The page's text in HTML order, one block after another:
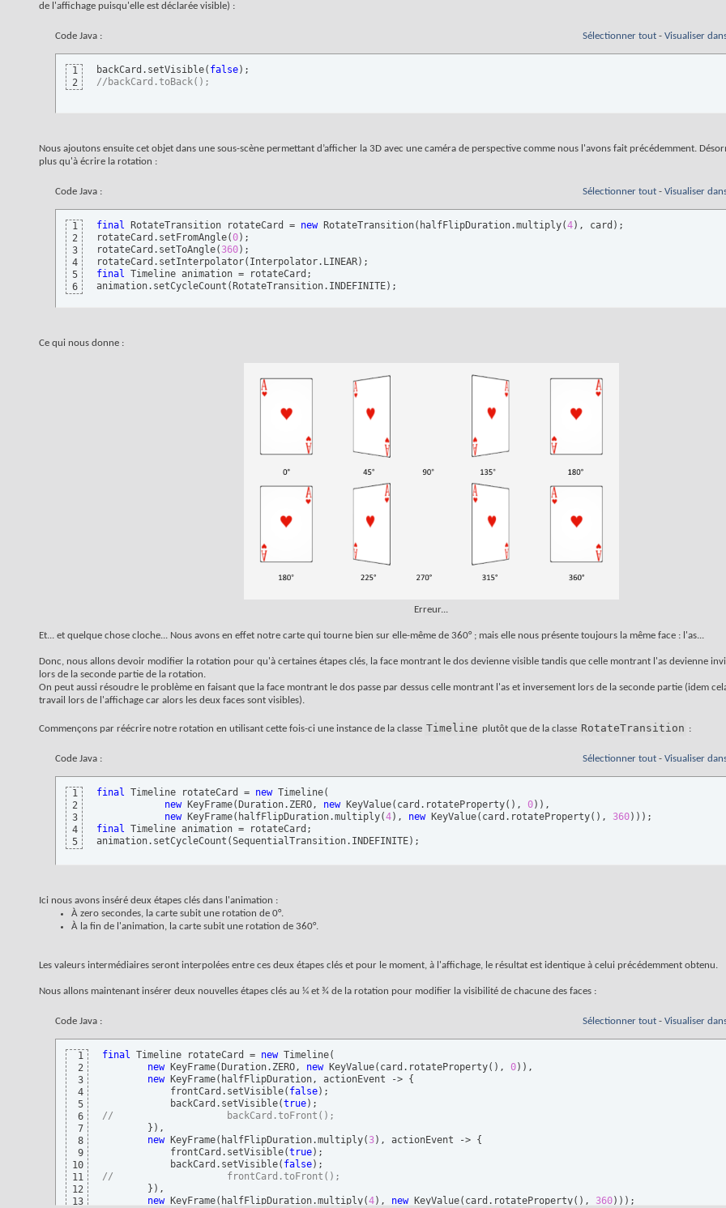
de l'affichage puisqu'elle est déclarée visible) :
Code Java : Sélectionner tout - Visualiser
1
2
backCard.setVisible( false)
//backCard.toBack();
Nous ajoutons ensuite cet objet dans une sous-scène permettant d’afficher la 3D avec une caméra de perspective comme nous l'avons fait précédemment.
plus qu'à écrire la rotation :
Code Java : Sélectionner tout - Visualiser
1
2
3
4
5
6
final RotateTransition rotateCard = new RotateTransition( halfFlipDuration.multiply(4) , card ) ;
rotateCard.setFromAngle(0) ;
rotateCard.setToAngle(360) ;
rotateCard.setInterpolator( Interpolator.LINEAR)
final Timeline animation = rotateCard;
animation.setCycleCount ( RotateTransition.INDEFINITE) ;
Ce qui nous donne :
Erreur...
Et... et quelque chose cloche... Nous avons en effet notre carte qui tourne bien sur elle-même de 360° ; mais elle nous présente toujours la même face : l'as...
Donc, nous allons devoir modifier la rotation pour qu'à certaines étapes clés, la face montrant le dos devienne visible tandis que celle montrant l'as devienne
lors de la seconde partie de la rotation.
On peut aussi résoudre le problème en faisant que la face montrant le dos passe par dessus celle montrant l'as et inversement lors de la seconde partie (idem
travail lors de l'affichage car alors les deux faces sont visibles).
Commençons par réécrire notre rotation en utilisant cette fois-ci une instance de la classe Timeline plutôt que de la classe RotateTransition :
Code Java : Sélectionner tout - Visualiser
1
2
3
4
5
final Timeline rotateCard = new Timeline(
new KeyFrame( Duration.ZERO, new KeyValue( card.rotateProperty( ) , 0) ) ,
new KeyFrame( halfFlipDuration.multiply(4) , new KeyValue( card.rotateProperty( ) , 360) ) )
final Timeline animation = rotateCard;
animation.setCycleCount (SequentialTransition.INDEFINITE) ;
Ici nous avons inséré deux étapes clés dans l'animation :
À zero secondes, la carte subit une rotation de 0°.
À la fin de l'animation, la carte subit une rotation de 360°.
Les valeurs intermédiaires seront interpolées entre ces deux étapes clés et pour le moment, à l'affichage, le résultat est identique à celui précédemment obtenu.
Nous allons maintenant insérer deux nouvelles étapes clés au ¼ et ¾ de la rotation pour modifier la visibilité de chacune des faces :
Code Java : Sélectionner tout - Visualiser
1
2
3
4
5
6
7
8
9
10
11
12
13
final Timeline rotateCard = new Timeline(
new KeyFrame( Duration.ZERO, new KeyValue( card.rotateProperty( ) , 0) ) ,
new KeyFrame( halfFlipDuration, actionEvent -> {
            frontCard.setVisible
( false) ;
            backCard.setVisible
(true)
//                    backCard.toFront();
} ) ,
new KeyFrame( halfFlipDuration.multiply(3) , actionEvent -> {
            frontCard.setVisible
(true) ;
            backCard.setVisible
( false)
//                    frontCard.toFront();
} ) ,
new KeyFrame( halfFlipDuration.multiply(4) , new KeyValue( card.rotateProperty( ) , 360) ) ) ;